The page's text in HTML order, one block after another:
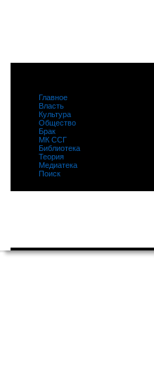
Главное
Власть
Культура
Общество
Брак
МК ССГ
Библиотека
Теория
Медиатека
Поиск